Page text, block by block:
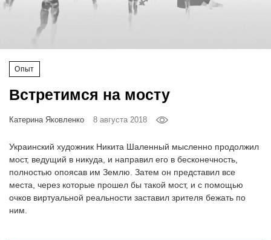
Опыт
Встретимся на мосту
Катерина Яковленко 8 августа 2018
Украинский художник Никита Шаленный мысленно продолжил
мост, ведущий в никуда, и направил его в бесконечность,
полностью опоясав им Землю. Затем он представил все
места, через которые прошел бы такой мост, и с помощью
очков виртуальной реальности заставил зрителя бежать по
ним.